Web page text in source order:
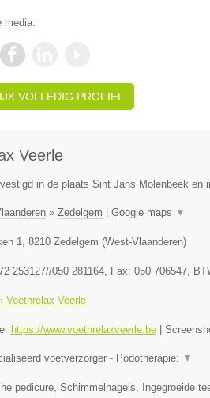
media:
VOLLEDIG PROFIEL
Veerle
in de plaats Sint Jans Molenbeek en
» Zedelgem Google maps ▼
1, 8210 Zedelgem (West-Vlaanderen)
253127//050 281164, Fax: 050 706547,
Voetnrelax Veerle
https://www.voetnrelaxveerle.be|
voetverzorger - Podotherapie: ▼
pedicure, Schimmelnagels, Ingegroeide